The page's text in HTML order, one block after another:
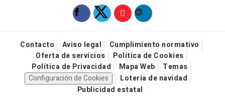
Contacto Aviso legal
Cumplimiento normativo
Oferta de servicios
Política de Cookies
Política de Privacidad
Mapa Web
Temas
Configuración de Cookies
Loteria de navidad
Publicidad estatal